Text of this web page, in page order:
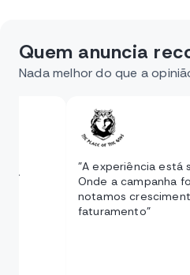
Quem anuncia
Nada melhor do que a
a
"A experiência está
Onde a campanha
notamos
faturamento"